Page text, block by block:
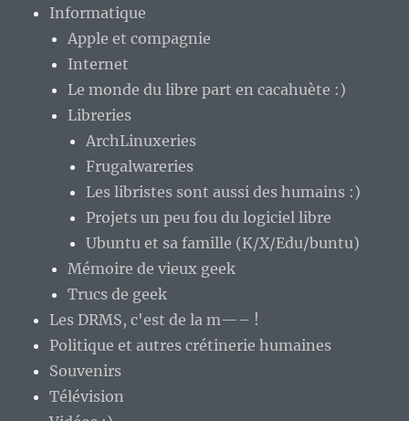
Informatique
Apple et compagnie
Internet
Le monde du libre part en cacahuète :)
Libreries
ArchLinuxeries
Frugalwareries
Les libristes sont aussi des humains :)
Projets un peu fou du logiciel libre
Ubuntu et sa famille (K/X/Edu/buntu)
Mémoire de vieux geek
Trucs de geek
Les DRMS, c'est de la m—– !
Politique et autres crétinerie humaines
Souvenirs
Télévision